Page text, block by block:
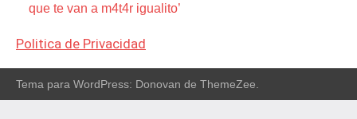
que te van a m4t4r igualito’
Politica de Privacidad
Tema para WordPress: Donovan de ThemeZee.